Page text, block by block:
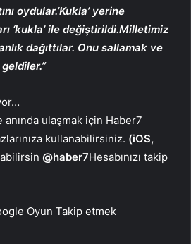
oydular.’Kukla’ yerine
‘kukla’ ile değiştirildi.Milletimiz
dağıttılar. Onu sallamak ve
ulaşmak için Haber7
kullanabilirsiniz. (iOS,
@haber7Hesabınızı takip
Oyun Takip etmek